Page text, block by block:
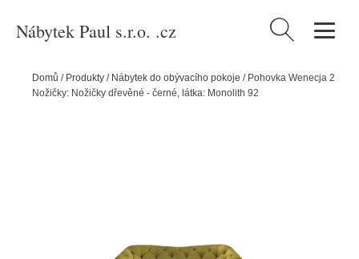
Nábytek Paul s.r.o. .cz Vyhledávání
Domů / Produkty / Nábytek do obývacího pokoje / Pohovka Wenecja 2
Nožičky: Nožičky dřevěné - černé, látka: Monolith 92